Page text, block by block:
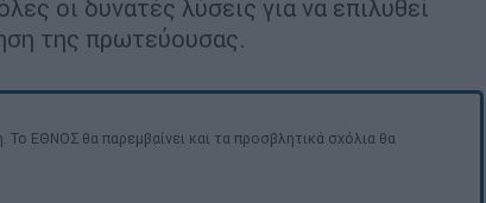
οι δυνατές λύσεις για να επιλυθεί
της πρωτεύουσας.
ΕΘΝΟΣ θα παρεμβαίνει και τα προσβλητικά σχόλια θα